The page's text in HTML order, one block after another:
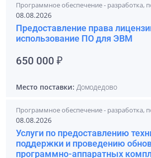
Программное обеспечение - разработка,
08.08.2026
Предоставление права
использование ПО для ЭВМ
650 000 ₽
Место поставки: Домодедово
Программное обеспечение - разработка,
08.08.2026
Услуги по предоставлению
поддержки и проведению
программно-аппаратных